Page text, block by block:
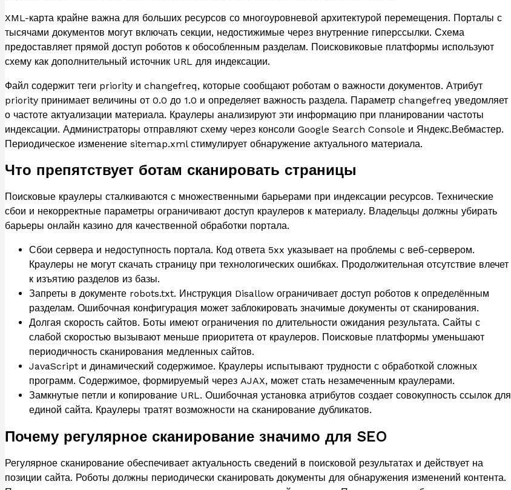
XML-карта крайне важна для больших ресурсов со многоуровневой архитектурой перемещения. Порталы с
тысячами документов могут включать секции, недостижимые через внутренние гиперссылки. Схема
предоставляет прямой доступ роботов к обособленным разделам. Поисковиковые платформы используют
схему как дополнительный источник URL для индексации.
Файл содержит теги priority и changefreq, которые сообщают роботам о важности документов. Атрибут
priority принимает величины от 0.0 до 1.0 и определяет важность раздела. Параметр changefreq уведомляет
о частоте актуализации материала. Краулеры анализируют эти информацию при планировании частоты
индексации. Администраторы отправляют схему через консоли Google Search Console и Яндекс.Вебмастер.
Периодическое изменение sitemap.xml стимулирует обнаружение актуального материала.
Что препятствует ботам сканировать страницы
Поисковые краулеры сталкиваются с множественными барьерами при индексации ресурсов. Технические
сбои и некорректные параметры ограничивают доступ краулеров к материалу. Владельцы должны убирать
барьеры онлайн казино для качественной обработки портала.
Сбои сервера и недоступность портала. Код ответа 5xx указывает на проблемы с веб-сервером.
Краулеры не могут скачать страницу при технологических ошибках. Продолжительная отсутствие влечет
к изъятию разделов из базы.
Запреты в документе robots.txt. Инструкция Disallow ограничивает доступ роботов к определённым
разделам. Ошибочная конфигурация может заблокировать значимые документы от сканирования.
Долгая скорость сайтов. Боты имеют ограничения по длительности ожидания результата. Сайты с
слабой скоростью вызывают меньше приоритета от краулеров. Поисковые платформы уменьшают
периодичность сканирования медленных сайтов.
JavaScript и динамический содержимое. Краулеры испытывают трудности с обработкой сложных
программ. Содержимое, формируемый через AJAX, может стать незамеченным краулерами.
Замкнутые петли и копирование URL. Ошибочная установка атрибутов создает совокупность ссылок для
единой сайта. Краулеры тратят возможности на сканирование дубликатов.
Почему регулярное сканирование значимо для SEO
Регулярное сканирование обеспечивает актуальность сведений в поисковой результатах и действует на
позиции сайта. Роботы должны периодически сканировать документы для обнаружения изменений контента.